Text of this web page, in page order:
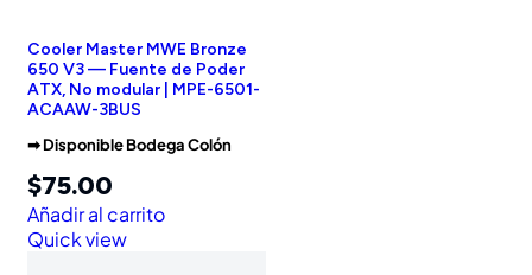
Cooler Master MWE Bronze
650 V3 — Fuente de Poder
ATX, No modular | MPE-6501-
ACAAW-3BUS
➡︎ Disponible Bodega Colón
$75.00
Añadir al carrito
Quick view